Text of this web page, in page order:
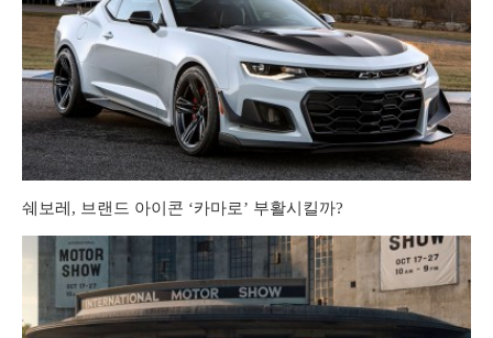
쉐보레, 브랜드 아이콘 ‘카마로’ 부활시킬까?